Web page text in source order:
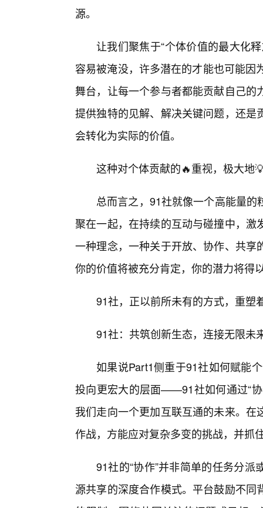
源。
让我们聚焦于“个体价值的最大化
容易被淹没，许多潜在的才能也可能
舞台，让每一个参与者都能贡献自己
提供独特的见解、解决关键问题，还
会转化为实际的价值。
这种对个体贡献的🔥重视，极大地
总而言之，91社就像一个高能量
聚在一起，在持续的互动与碰撞中，
一种理念，一种关于开放、协作、共
你的价值将被充分肯定，你的潜力将得
91社，正以前所未有的方式，重塑
91社：共筑创新生态，连接无限
如果说Part1侧重于91社如何赋能
投向更宏大的层面——91社如何通过“
我们走向一个更加互联互通的未来。
作战，方能应对复杂多变的挑战，并抓
91社的“协作”并非简单的任务分
源共享的深度合作模式。平台鼓励不